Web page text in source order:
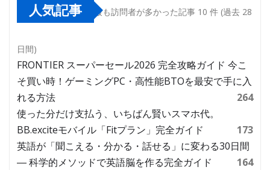
人気記事 最も訪問者が多かった記事 10 件 (過去 28
日間)
FRONTIER スーパーセール2026 完全攻略ガイド 今こ
そ買い時！ゲーミングPC・高性能BTOを最安で手に入
れる方法
264
使った分だけ支払う、いちばん賢いスマホ代。
BB.exciteモバイル「Fitプラン」完全ガイド
173
英語が「聞こえる・分かる・話せる」に変わる30日間
― 科学的メソッドで英語脳を作る完全ガイド
164